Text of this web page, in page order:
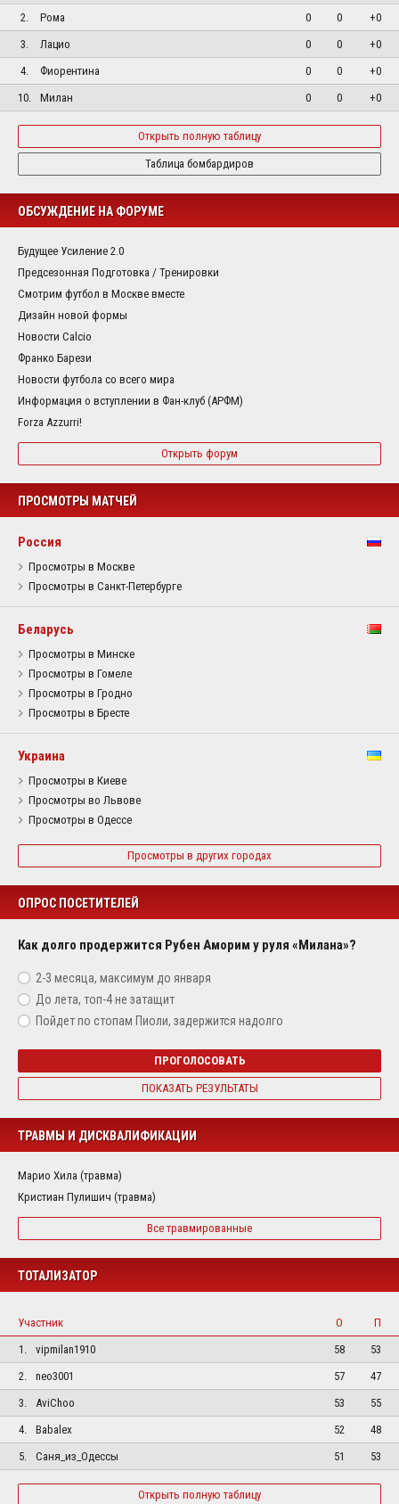
2.
Рома 0 0
+0
3.
Лацио 0 0
+0
4.
Фиорентина 0 0
+0
10.
Милан 0 0 +0
Открыть полную таблицу
Таблица бомбардиров
ОБСУЖДЕНИЕ НА ФОРУМЕ
Будущее Усиление 2.0
Предсезонная Подготовка / Тренировки
Смотрим футбол в Москве вместе
Дизайн новой формы
Новости Calcio
Франко Барези
Новости футбола со всего мира
Информация о вступлении в Фан-клуб (АРФМ)
Forza Azzurri!
Открыть форум
ПРОСМОТРЫ МАТЧЕЙ
Россия
Просмотры в Москве
Просмотры в Санкт-Петербурге
Беларусь
Просмотры в Минске
Просмотры в Гомеле
Просмотры в Гродно
Просмотры в Бресте
Украина
Просмотры в Киеве
Просмотры во Львове
Просмотры в Одессе
Просмотры в других городах
ОПРОС ПОСЕТИТЕЛЕЙ
Как долго продержится Рубен Аморим у руля «Милана»?
2-3 месяца, максимум до января
До лета, топ-4 не затащит
Пойдет по стопам Пиоли, задержится надолго
ПРОГОЛОСОВАТЬ
ПОКАЗАТЬ РЕЗУЛЬТАТЫ
ТРАВМЫ И ДИСКВАЛИФИКАЦИИ
Марио Хила (травма)
Кристиан Пулишич (травма)
Все травмированные
ТОТАЛИЗАТОР
Участник О
П
1.
vipmilan1910 58
53
2.
neo3001 57
47
3.
AviChoo 53
55
4.
Babalex 52
48
5.
Саня_из_Одессы 51 53
Открыть полную таблицу